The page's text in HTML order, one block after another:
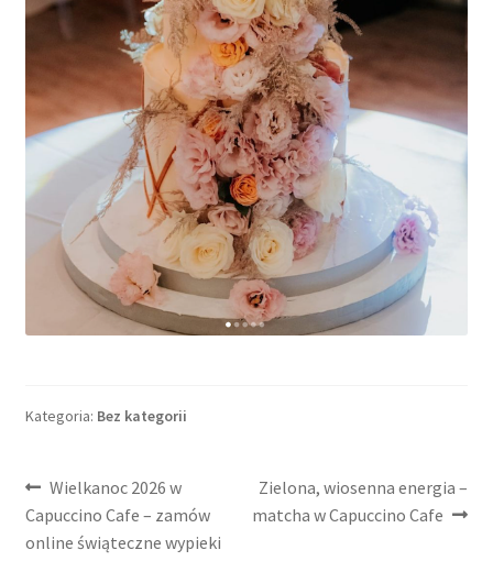
Kategoria: Bez kategorii
Nawigacja
wpisu
Poprzedni
wpis:
Wielkanoc 2026 w
Capuccino Cafe – zamów
online świąteczne wypieki
Następny
wpis:
Zielona, wiosenna energia –
matcha w Capuccino Cafe